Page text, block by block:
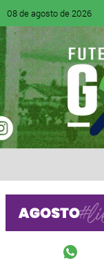
08 de agosto de 2026